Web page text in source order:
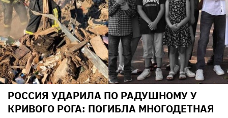
РОССИЯ УДАРИЛА ПО РАДУШНОМУ У
КРИВОГО РОГА: ПОГИБЛА МНОГОДЕТНАЯ